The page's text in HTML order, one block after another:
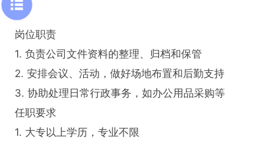
岗位职责
1. 负责公司文件资料的整理、归档和保管
2. 安排会议、活动，做好场地布置和后勤支持
3. 协助处理日常行政事务，如办公用品采购等
任职要求
1. 大专以上学历，专业不限